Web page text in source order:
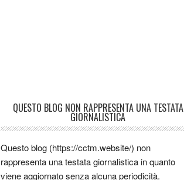
QUESTO BLOG NON RAPPRESENTA UNA TESTATA
GIORNALISTICA
Questo blog (https://cctm.website/) non
rappresenta una testata giornalistica in quanto
viene aggiornato senza alcuna periodicità.